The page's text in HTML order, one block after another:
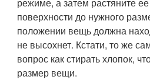
поверхности до нужного
положении вещь должна
не высохнет. Кстати, то же
вопрос как стирать хлопок,
размер вещи.